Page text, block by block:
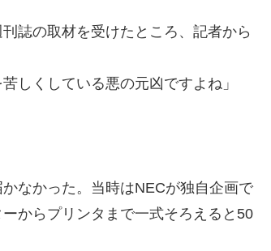
誌の取材を受けたところ、記者から
しくしている悪の元凶ですよね」
なかった。当時はNECが独自企画で
からプリンタまで一式そろえると50